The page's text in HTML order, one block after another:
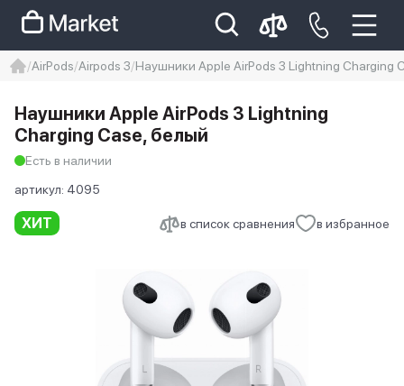
Iphone 14 pro max
айфон 14
AirPods Airpods 3 Наушники Apple AirPods 3 Lightning Charging
ХИТ в список сравнения в избранное
Наушники Apple AirPods 3 Lightning
Charging Case, белый
Есть в наличии
артикул: 4095